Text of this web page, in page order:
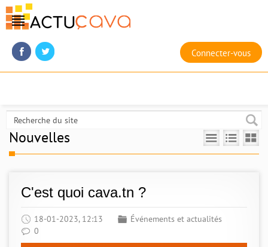
Connecter-vous
Nouvelles
C'est quoi cava.tn ?
18-01-2023, 12:13
Événements et actualités
0